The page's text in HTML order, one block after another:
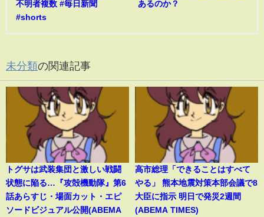
不明者複数 #毎日新聞
#shorts
あるのか？
未分類の関連記事
トグサは武装集団と激しい戦闘
状態に陥る…『攻殻機動隊』第6
話あらすじ・場面カット・エピ
ソードビジュアル公開(ABEMA
高市総理「できることはすべて
やる」 熊本地震対策本部会議で8
大臣に指示 明日で発災2週間
(ABEMA TIMES)